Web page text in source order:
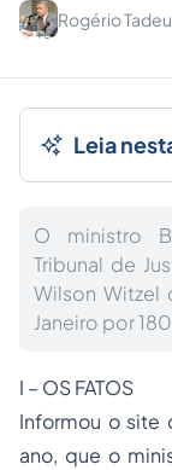
Rogério
Leia
O ministro
Tribunal de
Wilson
Janeiro por
I – OS FATOS
Informou o site
ano, que o